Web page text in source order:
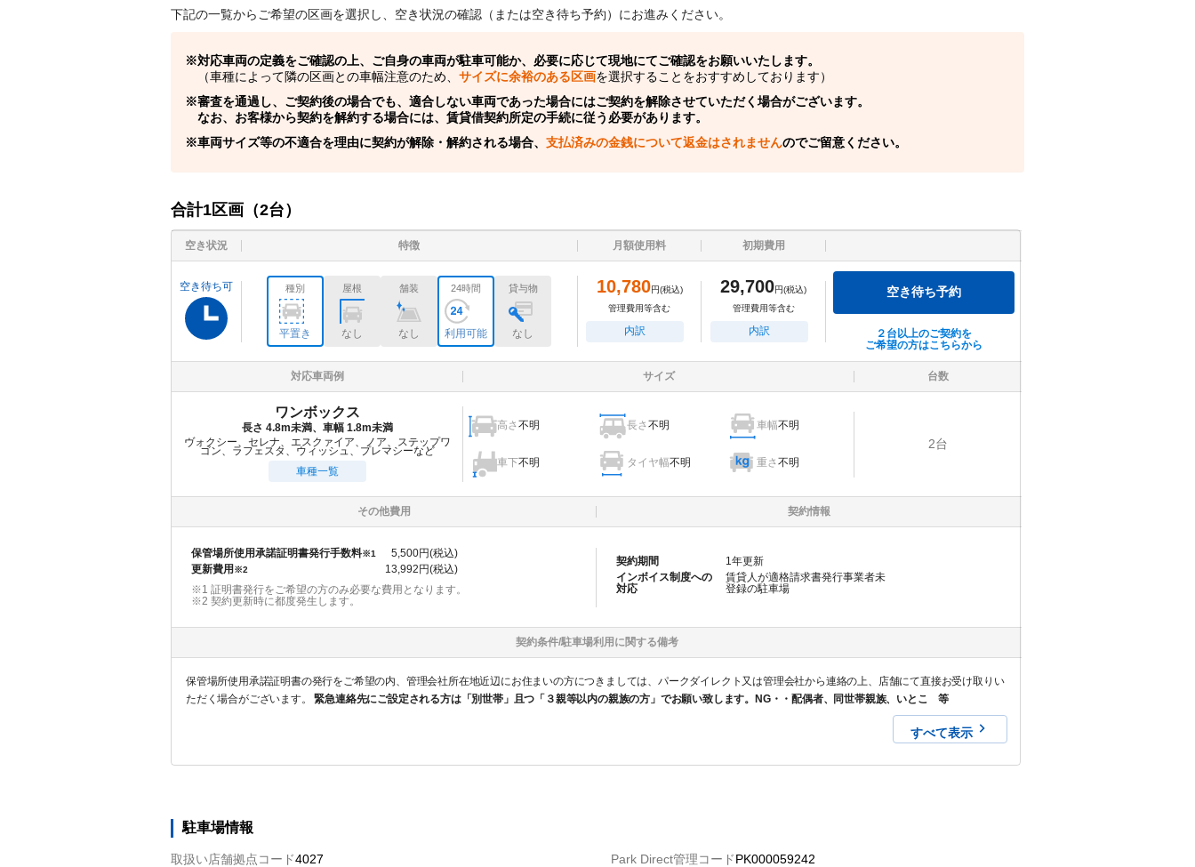
下記の一覧からご希望の区画を選択し、空き状況の確認（または空き待ち予約）にお進みください。
対応車両の定義をご確認の上、ご自身の車両が駐車可能か、必要に応じて現地にてご確認をお願いいたします。
（車種によって隣の区画との車幅注意のため、 サイズに余裕のある区画を選択することをおすすめしております）
審査を通過し、ご契約後の場合でも、適合しない車両であった場合にはご契約を解除させていただく場合がございます。
なお、お客様から契約を解約する場合には、賃貸借契約所定の手続に従う必要があります。
車両サイズ等の不適合を理由に契約が解除・解約される場合、 支払済みの金銭について返金はされませんのでご留意ください。
合計1区画（2台）
空き状況 特徴 月額使用料 初期費用
空き待ち可 種別
平置き
屋根
なし
舗装
なし
24時間
利用可能
貸与物
なし
10,780円(税込)
管理費用等含む
内訳
29,700円(税込)
管理費用等含む
内訳
空き待ち予約
２台以上のご契約を
ご希望の方はこちらから
対応車両例 サイズ 台数
ワンボックス
長さ 4.8m未満、車幅 1.8m未満
ヴォクシー、セレナ、エスクァイア、ノア、ステップワ
ゴン、ラフェスタ、ウィッシュ、プレマシーなど
車種一覧
高さ不明 長さ不明 車幅不明
車下不明 タイヤ幅不明 重さ不明
2台
その他費用 契約情報
保管場所使用承諾証明書発行手数料※1 5,500円(税込)
更新費用※2 13,992円(税込)
※1 証明書発行をご希望の方のみ必要な費用となります。
※2 契約更新時に都度発生します。
契約期間 1年更新
インボイス制度への
対応
賃貸人が適格請求書発行事業者未
登録の駐車場
契約条件/駐車場利用に関する備考
保管場所使用承諾証明書の発行をご希望の内、管理会社所在地近辺にお住まいの方につきましては、パークダイレクト又は管理会社から連絡の上、店舗にて直接お受け取りい
ただく場合がございます。緊急連絡先にご設定される方は「別世帯」且つ「３親等以内の親族の方」でお願い致します。NG・・配偶者、同世帯親族、いとこ 等
すべて表示
駐車場情報
取扱い店舗拠点コード4027 Park Direct管理コードPK000059242